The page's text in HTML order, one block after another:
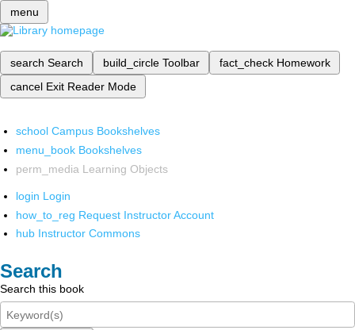
menu
search Search build_circle Toolbar fact_check Homework
cancel Exit Reader Mode
school Campus Bookshelves
menu_book Bookshelves
perm_media Learning Objects
login Login
how_to_reg Request Instructor Account
hub Instructor Commons
Search
Search this book